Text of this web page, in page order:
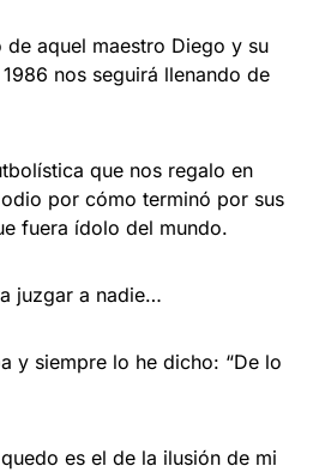
aquel maestro Diego y su
nos seguirá llenando de
que nos regalo en
por cómo terminó por sus
fuera ídolo del mundo.
juzgar a nadie…
y siempre lo he dicho: “De lo
es el de la ilusión de mi